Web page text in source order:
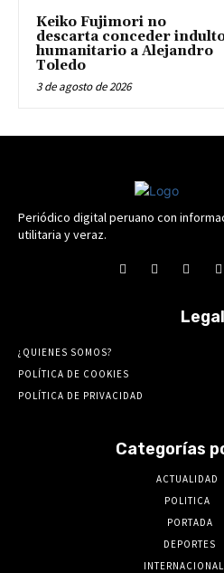
Keiko Fujimori no
descarta conceder
humanitario a Alejandro
Toledo
3 de agosto de 2026
Periódico digital peruano con
utilitaria y veraz.
Legal
¿QUIENES SOMOS?
POLÍTICA DE COOKIES
POLÍTICA DE PRIVACIDAD
Categorías
ACTUALIDAD
POLITICA
PORTADA
DEPORTES